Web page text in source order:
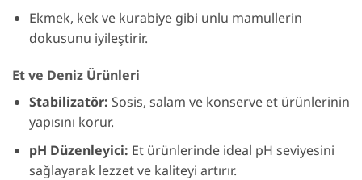
Ekmek, kek ve kurabiye gibi unlu mamullerin
dokusunu iyileştirir.
Et ve Deniz Ürünleri
Stabilizatör: Sosis, salam ve konserve et ürünlerinin
yapısını korur.
pH Düzenleyici: Et ürünlerinde ideal pH seviyesini
sağlayarak lezzet ve kaliteyi artırır.